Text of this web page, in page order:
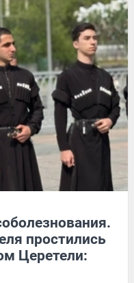
простились
Церетели: